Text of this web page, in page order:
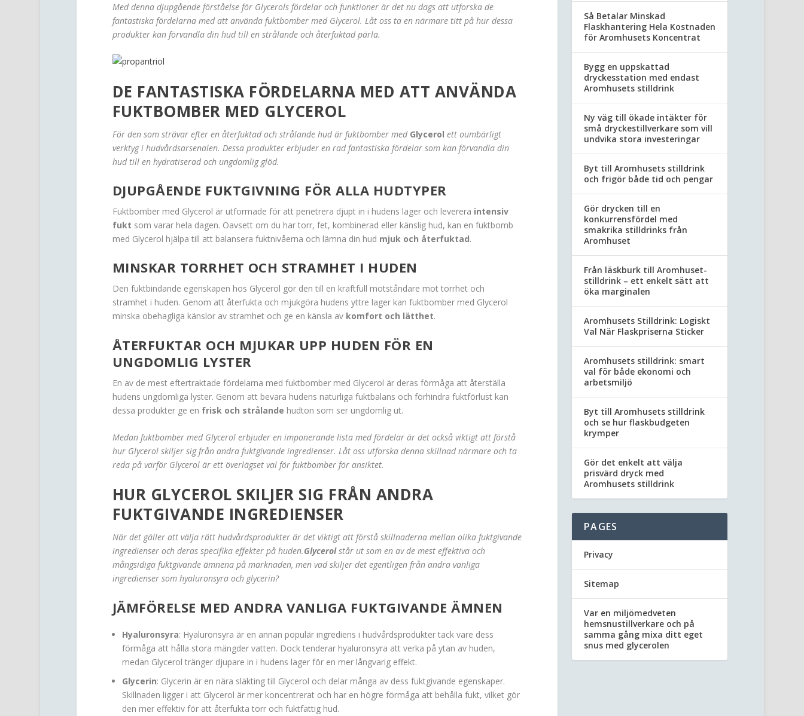
Med denna djupgående förståelse för Glycerols fördelar och funktioner är det nu dags att utforska de
fantastiska fördelarna med att använda fuktbomber med Glycerol. Låt oss ta en närmare titt på hur dessa
produkter kan förvandla din hud till en strålande och återfuktad pärla.
DE FANTASTISKA FÖRDELARNA MED ATT ANVÄNDA
FUKTBOMBER MED GLYCEROL
För den som strävar efter en återfuktad och strålande hud är fuktbomber med Glycerol ett oumbärligt
verktyg i hudvårdsarsenalen. Dessa produkter erbjuder en rad fantastiska fördelar som kan förvandla din
hud till en hydratiserad och ungdomlig glöd.
DJUPGÅENDE FUKTGIVNING FÖR ALLA HUDTYPER
Fuktbomber med Glycerol är utformade för att penetrera djupt in i hudens lager och leverera intensiv
fukt som varar hela dagen. Oavsett om du har torr, fet, kombinerad eller känslig hud, kan en fuktbomb
med Glycerol hjälpa till att balansera fuktnivåerna och lämna din hud mjuk och återfuktad.
MINSKAR TORRHET OCH STRAMHET I HUDEN
Den fuktbindande egenskapen hos Glycerol gör den till en kraftfull motståndare mot torrhet och
stramhet i huden. Genom att återfukta och mjukgöra hudens yttre lager kan fuktbomber med Glycerol
minska obehagliga känslor av stramhet och ge en känsla av komfort och lätthet.
ÅTERFUKTAR OCH MJUKAR UPP HUDEN FÖR EN
UNGDOMLIG LYSTER
En av de mest eftertraktade fördelarna med fuktbomber med Glycerol är deras förmåga att återställa
hudens ungdomliga lyster. Genom att bevara hudens naturliga fuktbalans och förhindra fuktförlust kan
dessa produkter ge en frisk och strålande hudton som ser ungdomlig ut.
Medan fuktbomber med Glycerol erbjuder en imponerande lista med fördelar är det också viktigt att förstå
hur Glycerol skiljer sig från andra fuktgivande ingredienser. Låt oss utforska denna skillnad närmare och ta
reda på varför Glycerol är ett överlägset val för fuktbomber för ansiktet.
HUR GLYCEROL SKILJER SIG FRÅN ANDRA
FUKTGIVANDE INGREDIENSER
När det gäller att välja rätt hudvårdsprodukter är det viktigt att förstå skillnaderna mellan olika fuktgivande
ingredienser och deras specifika effekter på huden.Glycerolstår ut som en av de mest effektiva och
mångsidiga fuktgivande ämnena på marknaden, men vad skiljer det egentligen från andra vanliga
ingredienser som hyaluronsyra och glycerin?
JÄMFÖRELSE MED ANDRA VANLIGA FUKTGIVANDE ÄMNEN
Hyaluronsyra: Hyaluronsyra är en annan populär ingrediens i hudvårdsprodukter tack vare dess
förmåga att hålla stora mängder vatten. Dock tenderar hyaluronsyra att verka på ytan av huden,
medan Glycerol tränger djupare in i hudens lager för en mer långvarig effekt.
Glycerin: Glycerin är en nära släkting till Glycerol och delar många av dess fuktgivande egenskaper.
Skillnaden ligger i att Glycerol är mer koncentrerat och har en högre förmåga att behålla fukt, vilket gör
den mer effektiv för att återfukta torr och fuktfattig hud.
Så Betalar Minskad
Flaskhantering Hela Kostnaden
för Aromhusets Koncentrat
Bygg en uppskattad
dryckesstation med endast
Aromhusets stilldrink
Ny väg till ökade intäkter för
små dryckestillverkare som vill
undvika stora investeringar
Byt till Aromhusets stilldrink
och frigör både tid och pengar
Gör drycken till en
konkurrensfördel med
smakrika stilldrinks från
Aromhuset
Från läskburk till Aromhuset-
stilldrink – ett enkelt sätt att
öka marginalen
Aromhusets Stilldrink: Logiskt
Val När Flaskpriserna Sticker
Aromhusets stilldrink: smart
val för både ekonomi och
arbetsmiljö
Byt till Aromhusets stilldrink
och se hur flaskbudgeten
krymper
Gör det enkelt att välja
prisvärd dryck med
Aromhusets stilldrink
PAGES
Privacy
Sitemap
Var en miljömedveten
hemsnustillverkare och på
samma gång mixa ditt eget
snus med glycerolen